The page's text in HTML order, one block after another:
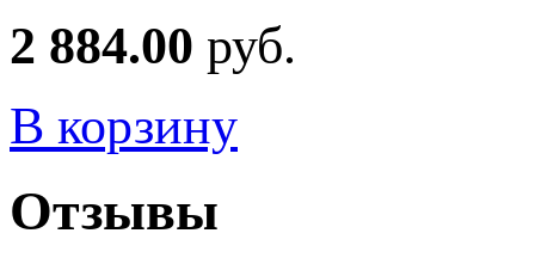
2 884.00 руб.
В корзину
Отзывы